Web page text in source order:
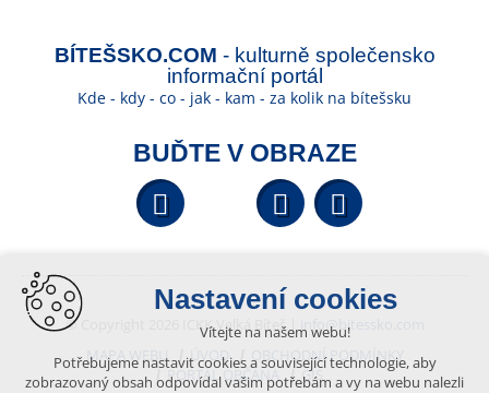
BÍTEŠSKO.COM - kulturně společensko
informační portál
Kde - kdy - co - jak - kam - za kolik na bítešsku
BUĎTE V OBRAZE
Facebook YouTube
© Copyright 2026 ICKK Velká Bíteš |
info@bitessko.com
MAPA WEBU
ÚVOD
OBCHODNÍ PODMÍNKY
PORTÁL OBČANA
GIS
Nastavení cookies
Vítejte na našem webu!
Potřebujeme nastavit cookies a související technologie, aby
zobrazovaný obsah odpovídal vašim potřebám a vy na webu nalezli